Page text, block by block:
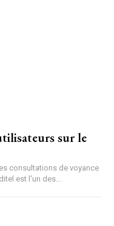
sur le
consultations de voyance
est l'un des...